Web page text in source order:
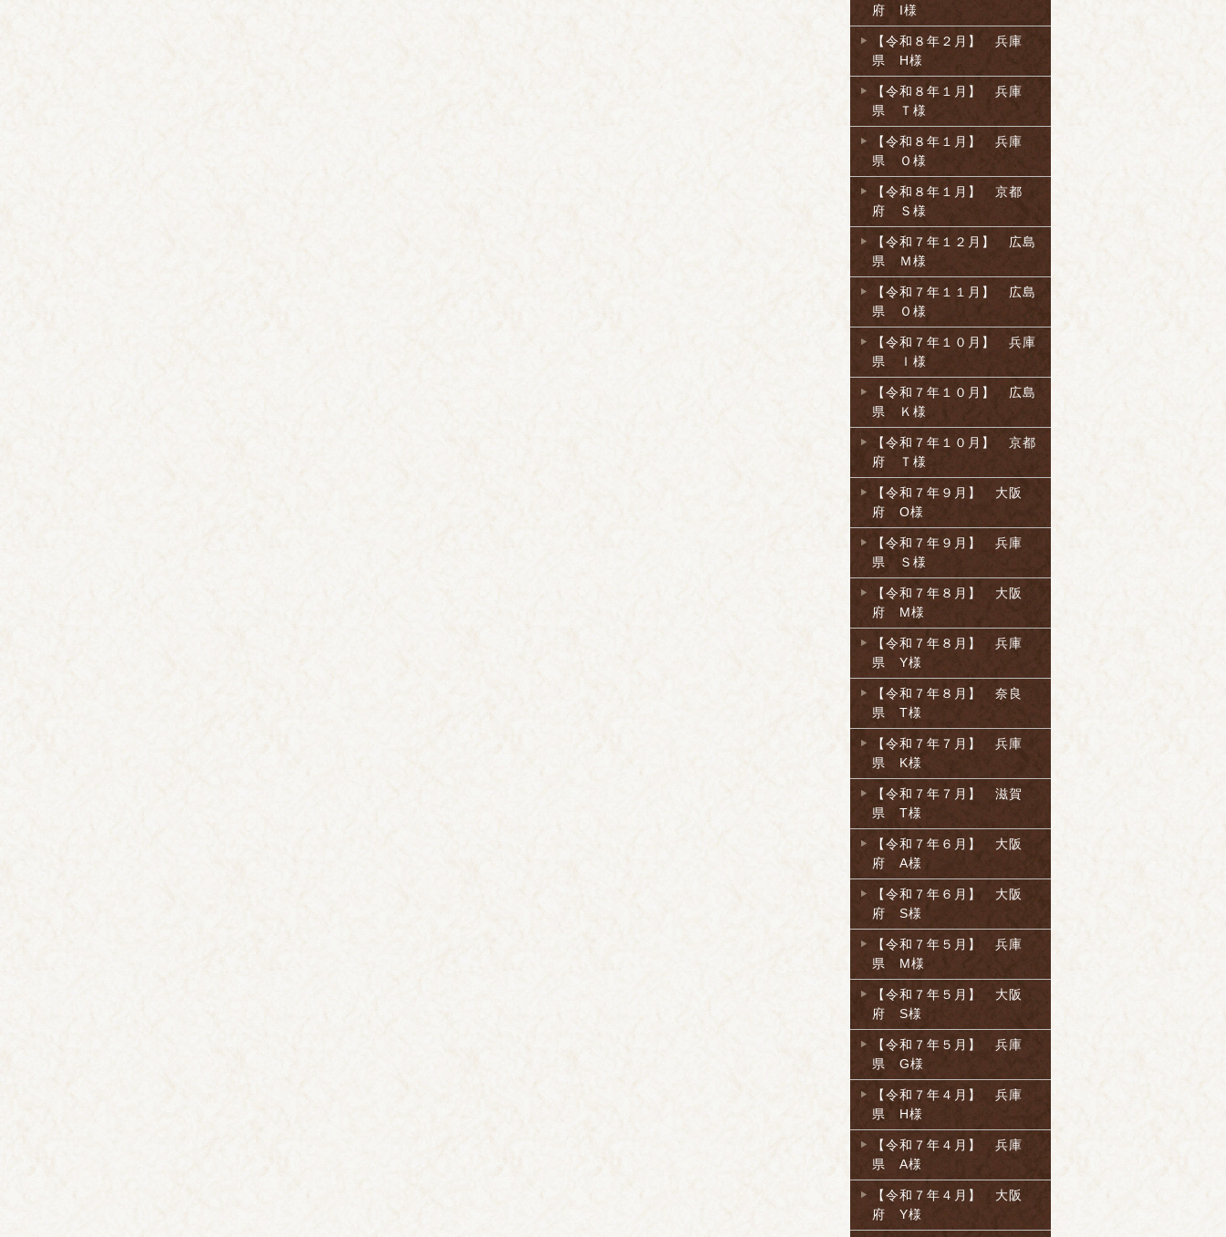
府 I様
【令和８年２月】 兵庫
県 H様
【令和８年１月】 兵庫
県 Ｔ様
【令和８年１月】 兵庫
県 Ｏ様
【令和８年１月】 京都
府 Ｓ様
【令和７年１２月】 広島
県 Ｍ様
【令和７年１１月】 広島
県 Ｏ様
【令和７年１０月】 兵庫
県 Ｉ様
【令和７年１０月】 広島
県 Ｋ様
【令和７年１０月】 京都
府 Ｔ様
【令和７年９月】 大阪
府 O様
【令和７年９月】 兵庫
県 Ｓ様
【令和７年８月】 大阪
府 M様
【令和７年８月】 兵庫
県 Y様
【令和７年８月】 奈良
県 T様
【令和７年７月】 兵庫
県 K様
【令和７年７月】 滋賀
県 T様
【令和７年６月】 大阪
府 A様
【令和７年６月】 大阪
府 S様
【令和７年５月】 兵庫
県 M様
【令和７年５月】 大阪
府 S様
【令和７年５月】 兵庫
県 G様
【令和７年４月】 兵庫
県 H様
【令和７年４月】 兵庫
県 A様
【令和７年４月】 大阪
府 Y様